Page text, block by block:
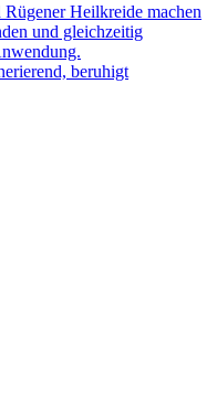
Heilkreide machen
und gleichzeitig
beruhigt